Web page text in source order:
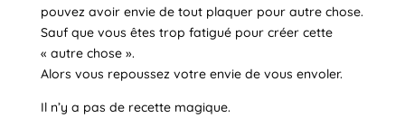
pouvez avoir envie de tout plaquer pour autre chose.
Sauf que vous êtes trop fatigué pour créer cette
« autre chose ».
Alors vous repoussez votre envie de vous envoler.
Il n’y a pas de recette magique.